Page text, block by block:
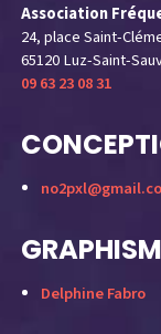
Association
24, place Saint-
65120 Luz-Saint-
09 63 23 08 31
Delphine Fabro